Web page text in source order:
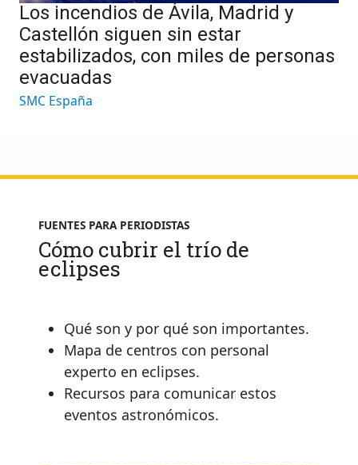
Los incendios de Ávila, Madrid y
Castellón siguen sin estar
estabilizados, con miles de personas
evacuadas
SMC España
FUENTES PARA PERIODISTAS
Cómo cubrir el trío de
eclipses
Qué son y por qué son importantes.
Mapa de centros con personal
experto en eclipses.
Recursos para comunicar estos
eventos astronómicos.